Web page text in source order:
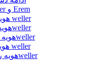
تجهیزات Weller و Erem
هویه قلمی weller
هویه تفنگیweller
هویه شارژیweller
هویه گازی weller
هویه رومیزیweller